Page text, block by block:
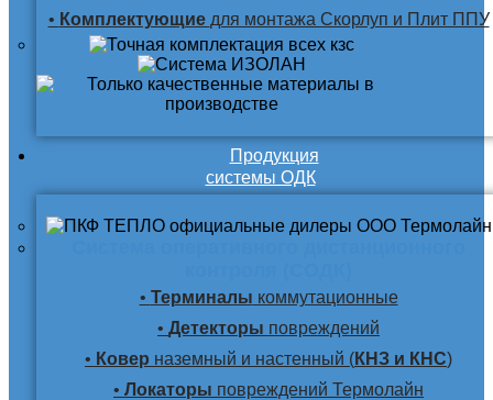
• Комплектующие для монтажа Скорлуп и Плит ППУ
Продукция
системы ОДК
• Терминалы коммутационные
• Детекторы повреждений
• Ковер наземный и настенный (КНЗ и КНС)
• Локаторы повреждений Термолайн